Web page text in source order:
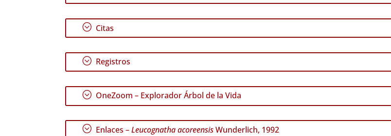
; Citas
; Registros
; OneZoom – Explorador Árbol de la Vida
; Enlaces –Leucognatha acoreensisWunderlich, 1992